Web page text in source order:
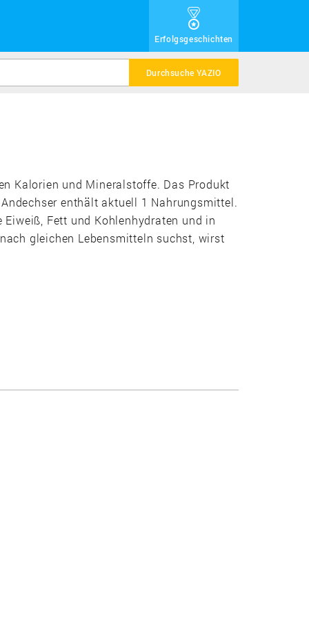
Erfolgsgeschichten
Durchsuche YAZIO
Kalorien und Mineralstoffe. Das Produkt
enthält aktuell 1 Nahrungsmittel.
Fett und Kohlenhydraten und in
gleichen Lebensmitteln suchst, wirst